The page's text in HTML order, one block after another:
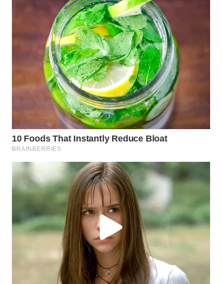
KALSEL
SULSEL
GORONTALO
WN
WN
MALUKU
WN
MALUT